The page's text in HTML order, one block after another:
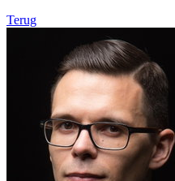
Terug